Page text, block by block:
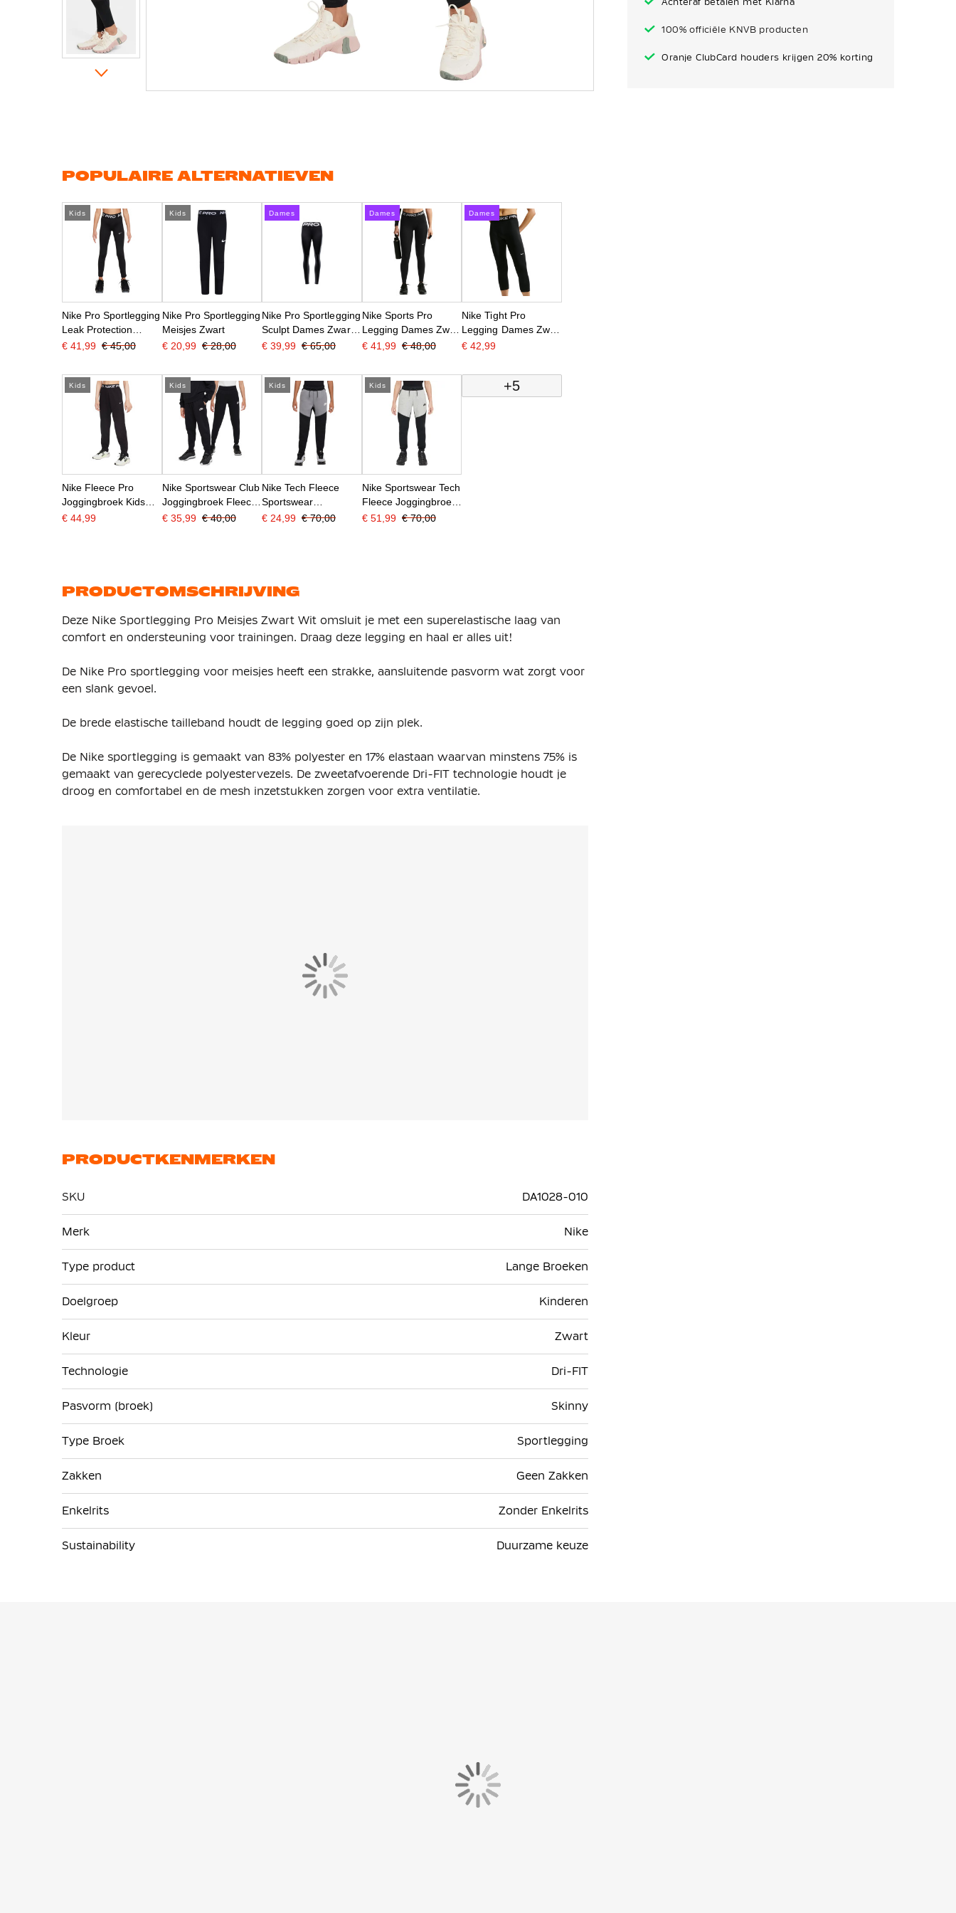
gallerij
100% officiële KNVB producten
Oranje ClubCard houders krijgen 20% korting
POPULAIRE ALTERNATIEVEN
Kids
Nike Pro Sportlegging
Leak Protection
Meisjes Zwart Wit
€ 41,99 € 45,00
Kids
Nike Pro Sportlegging
Meisjes Zwart
€ 20,99 € 28,00
Dames
Nike Pro Sportlegging
Sculpt Dames Zwart
Wit
€ 39,99 € 65,00
Dames
Nike Sports Pro
Legging Dames Zwart
Wit
€ 41,99 € 48,00
Dames
Nike Tight Pro
Legging Dames Zwart
Zilver
€ 42,99
Kids
Nike Fleece Pro
Joggingbroek Kids
Zwart Wit
€ 44,99
Kids
Nike Sportswear Club
Joggingbroek Fleece
Kids Zwart Wit
€ 35,99 € 40,00
Kids
Nike Tech Fleece
Sportswear
Joggingbroek Kids
€ 24,99 € 70,00
Kids
Nike Sportswear Tech
Fleece Joggingbroek
Kids Zwart Grijs
€ 51,99 € 70,00
+5
PRODUCTOMSCHRIJVING
Deze Nike Sportlegging Pro Meisjes Zwart Wit omsluit je met een superelastische laag van
comfort en ondersteuning voor trainingen. Draag deze legging en haal er alles uit!
De Nike Pro sportlegging voor meisjes heeft een strakke, aansluitende pasvorm wat zorgt voor
een slank gevoel.
De brede elastische tailleband houdt de legging goed op zijn plek.
De Nike sportlegging is gemaakt van 83% polyester en 17% elastaan waarvan minstens 75% is
gemaakt van gerecyclede polyestervezels. De zweetafvoerende Dri-FIT technologie houdt je
droog en comfortabel en de mesh inzetstukken zorgen voor extra ventilatie.
PRODUCTKENMERKEN
SKU
DA1028-010
informatie
Merk Nike
Type product Lange Broeken
Doelgroep Kinderen
Kleur Zwart
Technologie Dri-FIT
Pasvorm (broek) Skinny
Type Broek Sportlegging
Zakken Geen Zakken
Enkelrits Zonder Enkelrits
Sustainability Duurzame keuze